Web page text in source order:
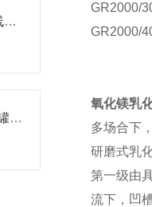
2分钟！带新手快速了解管线式乳化机！
几分钟解析反应搅拌罐组合罐几大性能特征
GR2000/
GR2000/
氧化镁乳
多场合下
研磨式乳
第一级由
流下，凹